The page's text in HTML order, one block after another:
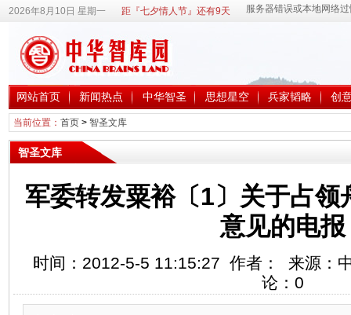
2026年8月10日 星期一 距『七夕情人节』还有9天
网站首页 新闻热点 中华智圣 思想星空 兵家韬略 创
当前位置： 首页> 智圣文库
智圣文库
军委转发粟裕〔1〕关于占领
意见的电报
时间：2012-5-5 11:15:27 作者： 来源：
论： 0